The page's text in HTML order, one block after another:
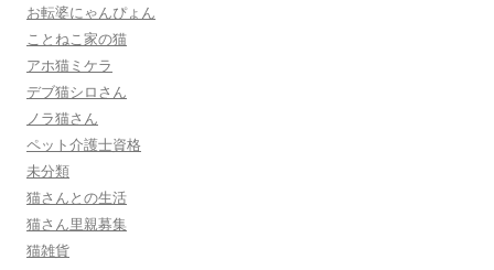
お転婆にゃんぴょん
ことねこ家の猫
アホ猫ミケラ
デブ猫シロさん
ノラ猫さん
ペット介護士資格
未分類
猫さんとの生活
猫さん里親募集
猫雑貨